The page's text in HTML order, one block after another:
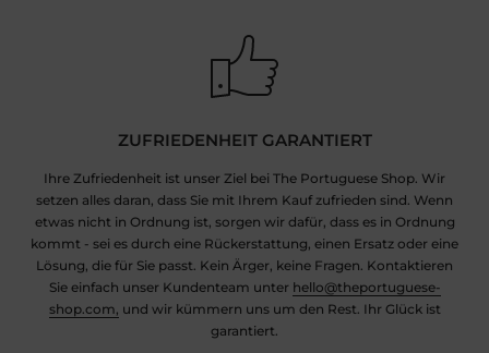
ZUFRIEDENHEIT GARANTIERT
Ihre Zufriedenheit ist unser Ziel bei The Portuguese Shop. Wir
setzen alles daran, dass Sie mit Ihrem Kauf zufrieden sind. Wenn
etwas nicht in Ordnung ist, sorgen wir dafür, dass es in Ordnung
kommt - sei es durch eine Rückerstattung, einen Ersatz oder eine
Lösung, die für Sie passt. Kein Ärger, keine Fragen. Kontaktieren
Sie einfach unser Kundenteam unter hello@theportuguese-
shop.com, und wir kümmern uns um den Rest. Ihr Glück ist
garantiert.